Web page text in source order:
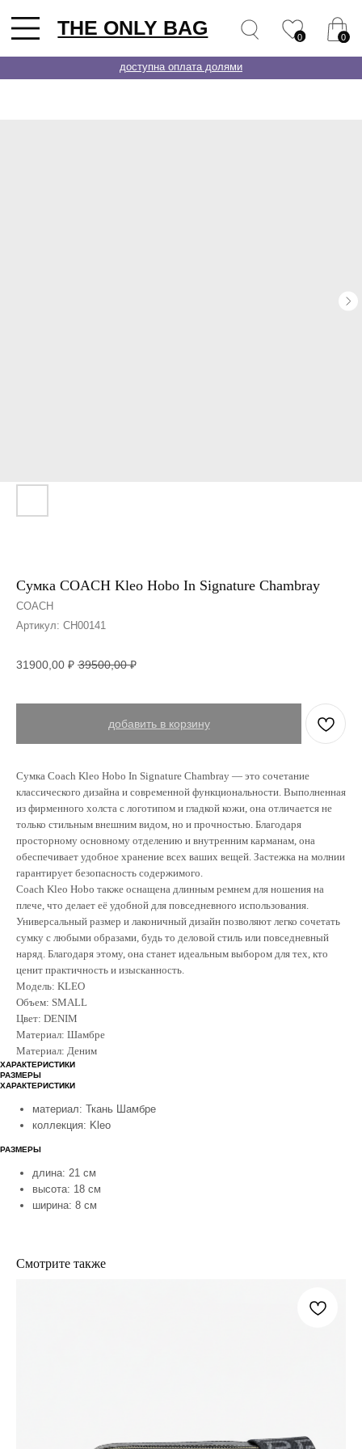
THE ONLY BAG
Сумка COACH Kleo Hobo In Signature Chambray
COACH
Артикул: CH00141
31900,00 ₽ 39500,00 ₽
добавить в корзину
Сумка Coach Kleo Hobo In Signature Chambray — это сочетание
классического дизайна и современной функциональности. Выполненная
из фирменного холста с логотипом и гладкой кожи, она отличается не
только стильным внешним видом, но и прочностью. Благодаря
просторному основному отделению и внутренним карманам, она
обеспечивает удобное хранение всех ваших вещей. Застежка на молнии
гарантирует безопасность содержимого.
Coach Kleo Hobo также оснащена длинным ремнем для ношения на
плече, что делает её удобной для повседневного использования.
Универсальный размер и лаконичный дизайн позволяют легко сочетать
сумку с любыми образами, будь то деловой стиль или повседневный
наряд. Благодаря этому, она станет идеальным выбором для тех, кто
ценит практичность и изысканность.
Модель: KLEO
Объем: SMALL
Цвет: DENIM
Материал: Шамбре
Материал: Деним
ХАРАКТЕРИСТИКИ
РАЗМЕРЫ
ХАРАКТЕРИСТИКИ
материал: Ткань Шамбре
коллекция: Kleo
РАЗМЕРЫ
длина: 21 см
высота: 18 см
ширина: 8 см
Смотрите также
telegram